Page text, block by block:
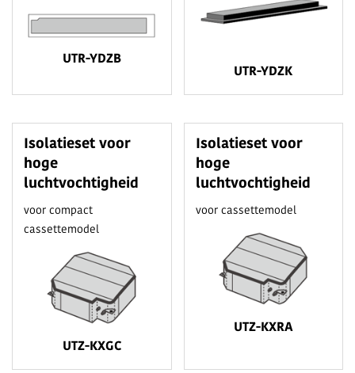
UTR-YDZB
UTR-YDZK
Isolatieset voor
hoge
luchtvochtigheid
voor compact
cassettemodel
UTZ-KXGC
Isolatieset voor
hoge
luchtvochtigheid
voor cassettemodel
UTZ-KXRA